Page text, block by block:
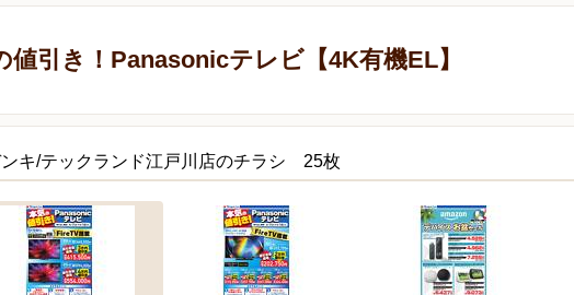
値引き！Panasonicテレビ【4K有機EL】
キ/テックランド江戸川店のチラシ 25枚